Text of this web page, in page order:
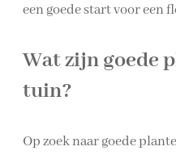
een goede start voor een
Wat zijn goede
tuin?
Op zoek naar goede